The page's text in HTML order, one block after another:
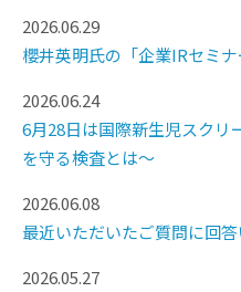
2026.06.29
櫻井英明氏の「企業IRセミ
2026.06.24
6月28日は国際新生児スク
を守る検査とは～
2026.06.08
最近いただいたご質問に回
2026.05.27